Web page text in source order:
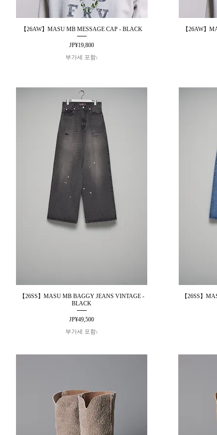
제품보기
【26AW】MASU MB MESSAGE CAP - BLACK
가격
JP¥19,800
부가세 포함:
【26AW】
제품보기
【26SS】MASU MB BAGGY JEANS VINTAGE -
BLACK
가격
JP¥49,500
부가세 포함:
【26SS】